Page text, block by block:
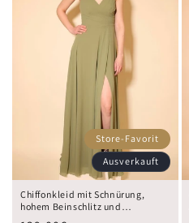
Store-Favorit
Ausverkauft
Chiffonkleid mit Schnürung,
hohem Beinschlitz und
Raffungen, oliv